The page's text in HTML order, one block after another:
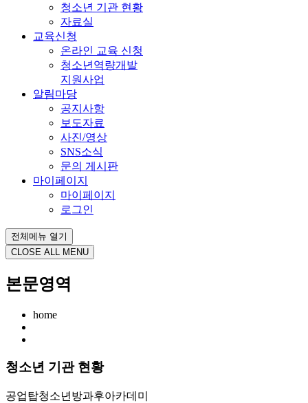
청소년 기관 현황
자료실
교육신청
온라인 교육 신청
청소년역량개발
지원사업
알림마당
공지사항
보도자료
사진/영상
SNS소식
문의 게시판
마이페이지
마이페이지
로그인
전체메뉴 열기
CLOSE ALL MENU
본문영역
home
청소년 기관 현황
공업탑청소년방과후아카데미